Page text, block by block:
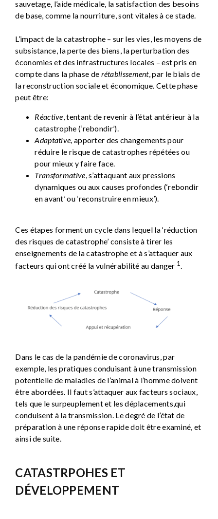
sauvetage, l’aide médicale, la satisfaction des besoins
de base, comme la nourriture, sont vitales à ce stade.
L’impact de la catastrophe – sur les vies, les moyens de
subsistance, la perte des biens, la perturbation des
économies et des infrastructures locales – est pris en
compte dans la phase de rétablissement, par le biais de
la reconstruction sociale et économique. Cette phase
peut être:
Réactive, tentant de revenir à l’état antérieur à la
catastrophe (‘rebondir’).
Adaptative, apporter des changements pour
réduire le risque de catastrophes répétées ou
pour mieux y faire face.
Transformative, s’attaquant aux pressions
dynamiques ou aux causes profondes (‘rebondir
en avant’ ou ‘reconstruire en mieux’).
Ces étapes forment un cycle dans lequel la ‘réduction
des risques de catastrophe’ consiste à tirer les
enseignements de la catastrophe et à s’attaquer aux
facteurs qui ont créé la vulnérabilité au danger 1 .
Dans le cas de la pandémie de coronavirus, par
exemple, les pratiques conduisant à une transmission
potentielle de maladies de l’animal à l’homme doivent
être abordées. Il faut s’attaquer aux facteurs sociaux,
tels que le surpeuplement et les déplacements,qui
conduisent à la transmission. Le degré de l’état de
préparation à une réponse rapide doit être examiné, et
ainsi de suite.
CATASTRPOHES ET
DÉVELOPPEMENT